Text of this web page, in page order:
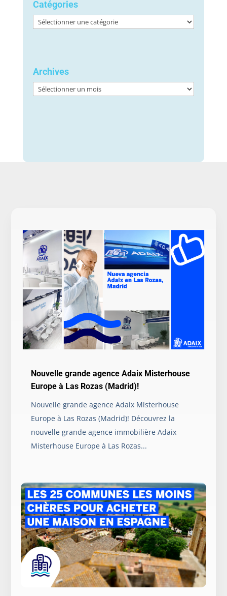
Catégories
Catégories
Archives
Archives
Nouvelle grande agence Adaix Misterhouse
Europe à Las Rozas (Madrid)!
Nouvelle grande agence Adaix Misterhouse
Europe à Las Rozas (Madrid)! Découvrez la
nouvelle grande agence immobilière Adaix
Misterhouse Europe à Las Rozas...